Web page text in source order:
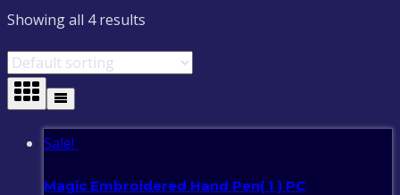
Showing all 4 results
Sale!
Magic Embroidered Hand Pen( 1 ) PC